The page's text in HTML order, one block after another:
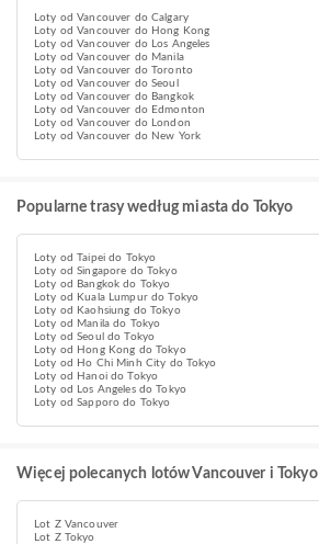
Loty od Vancouver do Calgary
Loty od Vancouver do Hong Kong
Loty od Vancouver do Los Angeles
Loty od Vancouver do Manila
Loty od Vancouver do Toronto
Loty od Vancouver do Seoul
Loty od Vancouver do Bangkok
Loty od Vancouver do Edmonton
Loty od Vancouver do London
Loty od Vancouver do New York
Popularne trasy według miasta do Tokyo
Loty od Taipei do Tokyo
Loty od Singapore do Tokyo
Loty od Bangkok do Tokyo
Loty od Kuala Lumpur do Tokyo
Loty od Kaohsiung do Tokyo
Loty od Manila do Tokyo
Loty od Seoul do Tokyo
Loty od Hong Kong do Tokyo
Loty od Ho Chi Minh City do Tokyo
Loty od Hanoi do Tokyo
Loty od Los Angeles do Tokyo
Loty od Sapporo do Tokyo
Więcej polecanych lotów Vancouver i Tokyo
Lot Z Vancouver
Lot Z Tokyo